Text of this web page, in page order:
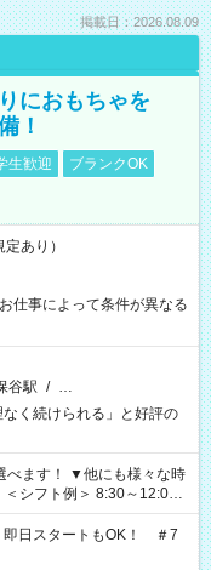
掲載日：2026.08.09
におもちゃを
！
生歓迎
ブランクOK
あり）
仕事によって条件が異なる
谷駅 / …
く続けられる」と好評の
も様々な時
シフト例＞ 8:30～12:00
翌6:00 など
日スタートもOK！ ＃7